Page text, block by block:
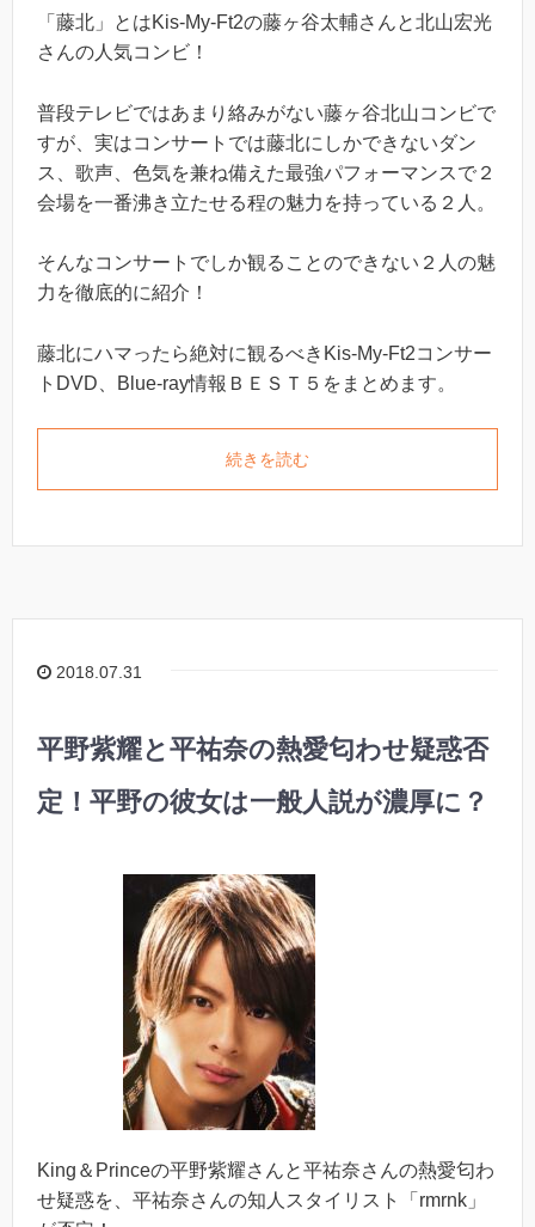
「藤北」とはKis-My-Ft2の藤ヶ谷太輔さんと北山宏光
さんの人気コンビ！
普段テレビではあまり絡みがない藤ヶ谷北山コンビで
すが、実はコンサートでは藤北にしかできないダン
ス、歌声、色気を兼ね備えた最強パフォーマンスで２
会場を一番沸き立たせる程の魅力を持っている２人。
そんなコンサートでしか観ることのできない２人の魅
力を徹底的に紹介！
藤北にハマったら絶対に観るべきKis-My-Ft2コンサー
トDVD、Blue-ray情報ＢＥＳＴ５をまとめます。
続きを読む
2018.07.31
平野紫耀と平祐奈の熱愛匂わせ疑惑否
定！平野の彼女は一般人説が濃厚に？
King＆Princeの平野紫耀さんと平祐奈さんの熱愛匂わ
せ疑惑を、平祐奈さんの知人スタイリスト「rmrnk」